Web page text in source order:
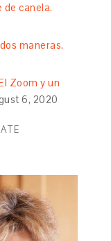
de canela.
maneras.
Zoom y un
6, 2020